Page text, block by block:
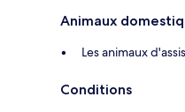
Animaux
Les animaux
Conditions